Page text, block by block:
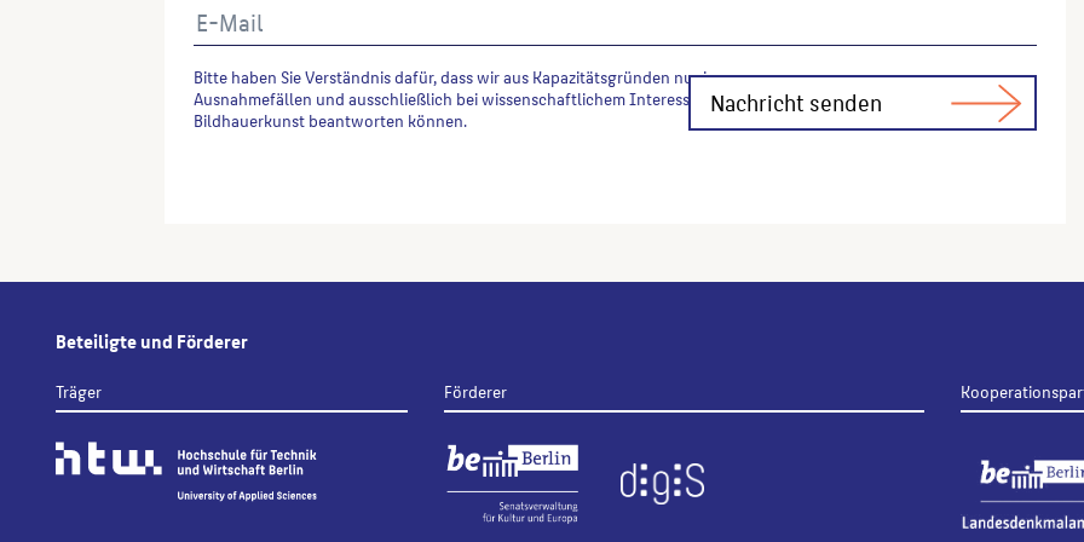
Bitte haben Sie Verständnis dafür, dass wir aus Kapazitätsgründen nur in
Ausnahmefällen und ausschließlich bei wissenschaftlichem Interesse Fachfragen zur
Bildhauerkunst beantworten können.
Beteiligte und Förderer
Träger Förderer